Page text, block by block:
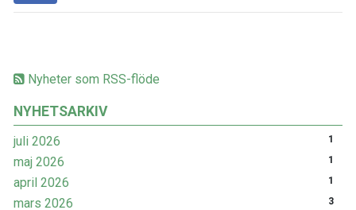
Nyheter som RSS-flöde
NYHETSARKIV
juli 2026 1
maj 2026 1
april 2026 1
mars 2026 3